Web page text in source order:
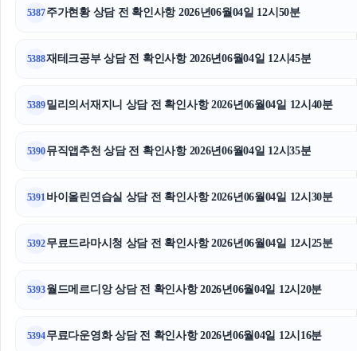
5387주가현황 상담 전 확인사항 2026년06월04일 12시50분
5388재테크공부 상담 전 확인사항 2026년06월04일 12시45분
5389밀리의서재지니 상담 전 확인사항 2026년06월04일 12시40분
5390뮤직앱추천 상담 전 확인사항 2026년06월04일 12시35분
5391 바이올린연습실 상담 전 확인사항 2026년06월04일 12시30분
5392무료드라마시청 상담 전 확인사항 2026년06월04일 12시25분
5393월드메르디앙 상담 전 확인사항 2026년06월04일 12시20분
5394무료다운영화 상담 전 확인사항 2026년06월04일 12시16분